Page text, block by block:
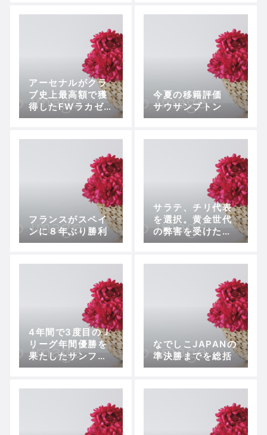
しこリーグ1部・第
8節、伊賀FCくノ
一vs INAC神戸】
アーセナルがクラ
ブ史上最高額で獲
得したFWラカゼッ
ト ～リヨンで示
リ”への道
今夏の移籍評価
サウサンプトン
フランスがスペイ
ンに８年ぶり勝利
サラテ、チリ代表
を選択。黄金世代
の弊害を受けた悲
劇
4年間で3度目のＪ
リーグ年間優勝を
果たしたサンフレ
ッチェ広島苦難の
なでしこJAPANの
準決勝までを総括